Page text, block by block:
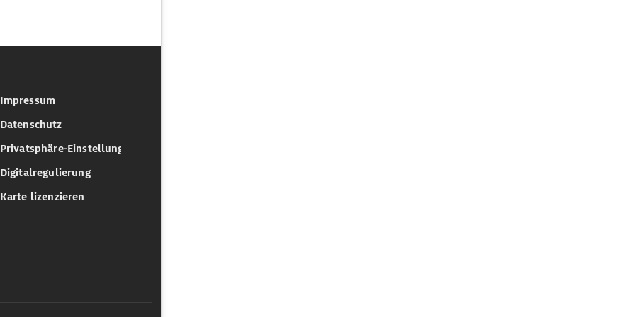
Impressum
Datenschutz
Privatsphäre-Einstellungen
Digitalregulierung
Karte lizenzieren